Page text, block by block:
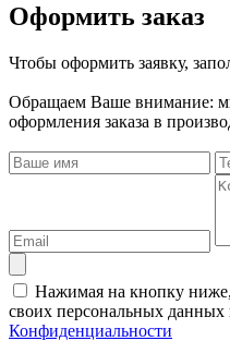
Оформить заказ
Чтобы оформить заявку,
Обращаем Ваше внимание:
оформления заказа в
Нажимая на кнопку ниже,
своих персональных данных
Конфиденциальности